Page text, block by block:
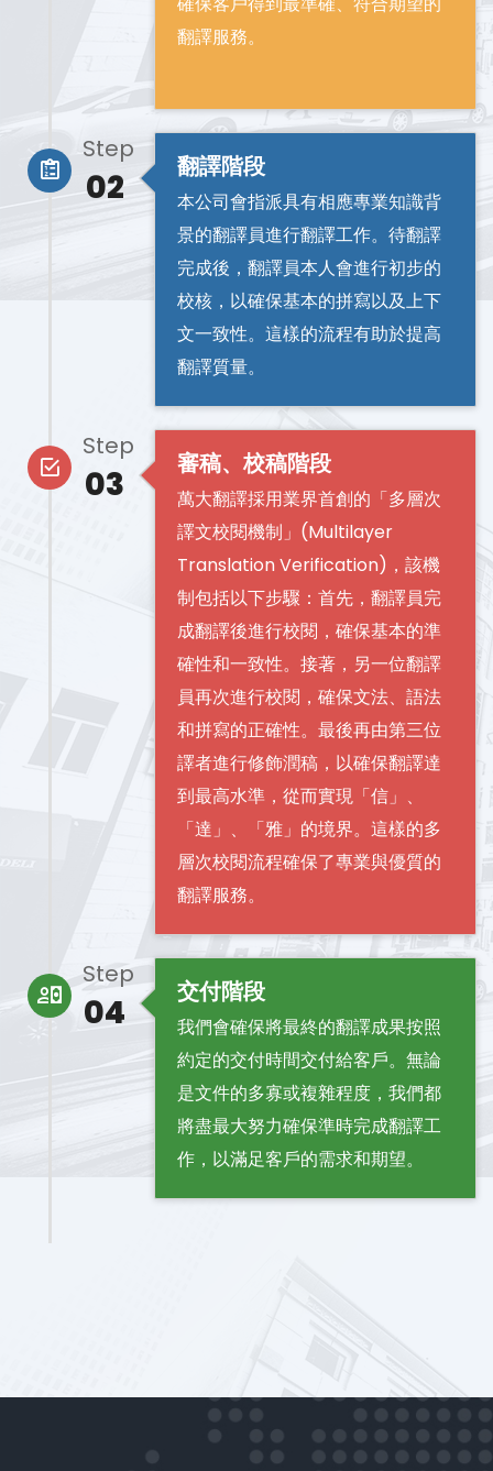
翻譯服務。
翻譯階段
本公司會指派具有相應專業知識背
景的翻譯員進行翻譯工作。待翻譯
完成後，翻譯員本人會進行初步的
校核，以確保基本的拼寫以及上下
文一致性。這樣的流程有助於提高
翻譯質量。
Step
02
審稿、校稿階段
萬大翻譯採用業界首創的「多層次
譯文校閱機制」(Multilayer
Translation Verification)，該機
制包括以下步驟：首先，翻譯員完
成翻譯後進行校閱，確保基本的準
確性和一致性。接著，另一位翻譯
員再次進行校閱，確保文法、語法
和拼寫的正確性。最後再由第三位
譯者進行修飾潤稿，以確保翻譯達
到最高水準，從而實現「信」、
「達」、「雅」的境界。這樣的多
層次校閱流程確保了專業與優質的
翻譯服務。
Step
03
交付階段
我們會確保將最終的翻譯成果按照
約定的交付時間交付給客戶。無論
是文件的多寡或複雜程度，我們都
將盡最大努力確保準時完成翻譯工
作，以滿足客戶的需求和期望。
Step
04